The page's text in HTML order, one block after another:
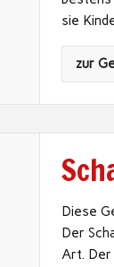
sie
zur
Diese
Der
Art. Der